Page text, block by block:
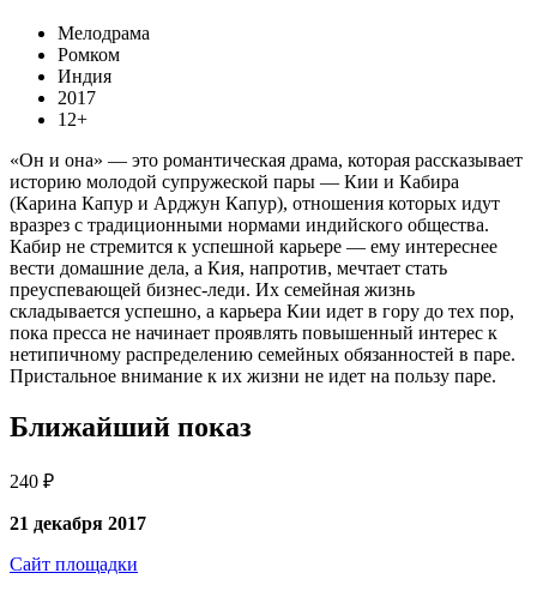
Мелодрама
Ромком
Индия
2017
12+
«Он и она» — это романтическая драма, которая рассказывает
историю молодой супружеской пары — Кии и Кабира
(Карина Капур и Арджун Капур), отношения которых идут
вразрез с традиционными нормами индийского общества.
Кабир не стремится к успешной карьере — ему интереснее
вести домашние дела, а Кия, напротив, мечтает стать
преуспевающей бизнес-леди. Их семейная жизнь
складывается успешно, а карьера Кии идет в гору до тех пор,
пока пресса не начинает проявлять повышенный интерес к
нетипичному распределению семейных обязанностей в паре.
Пристальное внимание к их жизни не идет на пользу паре.
Ближайший показ
240 ₽
21 декабря 2017
Сайт площадки